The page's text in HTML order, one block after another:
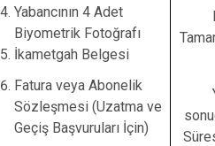
Yabancının 4 Adet
Biyometrik Fotoğrafı
İkametgah Belgesi
Fatura veya Abonelik
Sözleşmesi (Uzatma ve
Geçiş Başvuruları İçin)